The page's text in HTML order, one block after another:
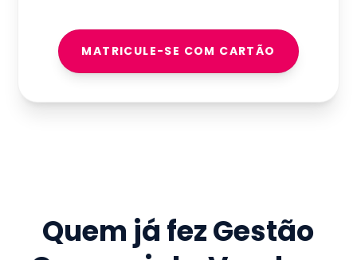
MATRICULE-SE COM CARTÃO
Quem já fezGestão